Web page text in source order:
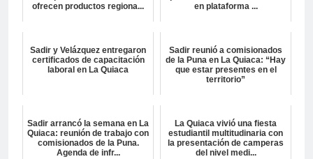
ofrecen productos regiona...
en plataforma ...
Sadir y Velázquez entregaron
certificados de capacitación
laboral en La Quiaca
Sadir reunió a comisionados
de la Puna en La Quiaca: “Hay
que estar presentes en el
territorio”
Sadir arrancó la semana en La
Quiaca: reunión de trabajo con
comisionados de la Puna.
Agenda de infr...
La Quiaca vivió una fiesta
estudiantil multitudinaria con
la presentación de camperas
del nivel medi...